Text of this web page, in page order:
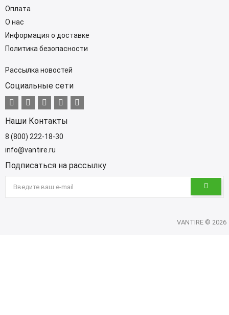
Оплата
О нас
Информация о доставке
Политика безопасности
Рассылка новостей
Социальные сети
Наши Контакты
8 (800) 222-18-30
info@vantire.ru
Подписаться на рассылку
VANTIRE © 2026